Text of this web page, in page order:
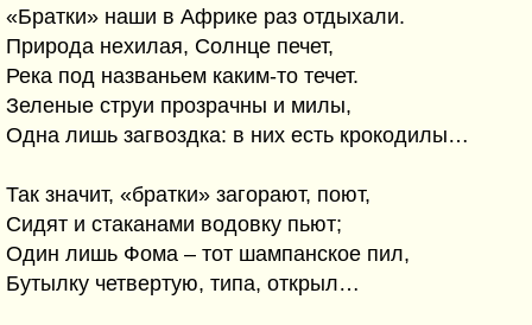
«Братки» наши в Африке раз отдыхали.
Природа нехилая, Солнце печет,
Река под названьем каким-то течет.
Зеленые струи прозрачны и милы,
Одна лишь загвоздка: в них есть крокодилы…
Так значит, «братки» загорают, поют,
Сидят и стаканами водовку пьют;
Один лишь Фома – тот шампанское пил,
Бутылку четвертую, типа, открыл…